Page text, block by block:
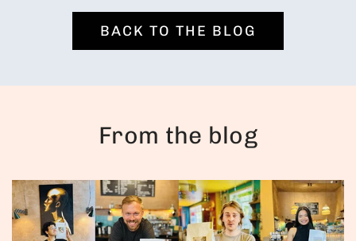
BACK TO THE BLOG
From the blog